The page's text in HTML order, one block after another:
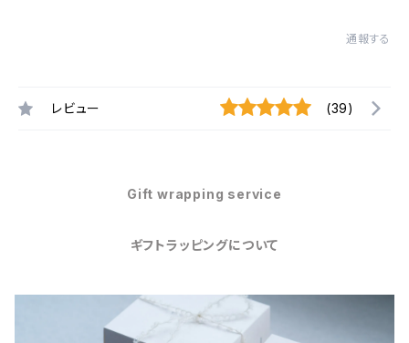
通報する
レビュー (39)
Gift wrapping service
ギフトラッピングについて